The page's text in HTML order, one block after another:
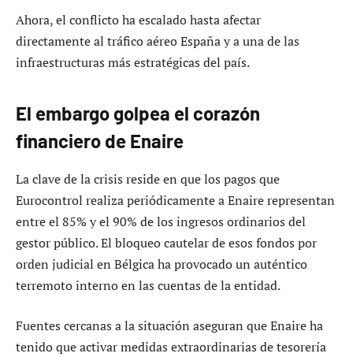
Ahora, el conflicto ha escalado hasta afectar
directamente al tráfico aéreo España y a una de las
infraestructuras más estratégicas del país.
El embargo golpea el corazón
financiero de Enaire
La clave de la crisis reside en que los pagos que
Eurocontrol realiza periódicamente a Enaire representan
entre el 85% y el 90% de los ingresos ordinarios del
gestor público. El bloqueo cautelar de esos fondos por
orden judicial en Bélgica ha provocado un auténtico
terremoto interno en las cuentas de la entidad.
Fuentes cercanas a la situación aseguran que Enaire ha
tenido que activar medidas extraordinarias de tesorería